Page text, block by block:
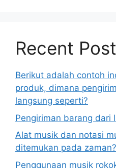
Recent
Berikut adalah contoh
produk, dimana
langsung seperti?
Pengiriman barang dari
Alat musik dan notasi
ditemukan pada zaman?
Penggunaan musik